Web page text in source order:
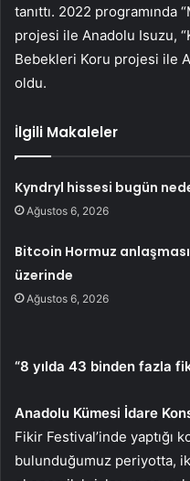
tanıttı. 2022 programında
projesi ile Anadolu Isuzu,
Bebekleri Koru projesi ile
oldu.
İlgili Makaleler
Kyndryl hissesi bugün
Ağustos 6, 2026
Bitcoin Hormuz
üzerinde
Ağustos 6, 2026
“8 yılda 43 binden fazla
Anadolu Kümesi İdare
Fikir Festival’inde yaptığı
bulunduğumuz periyotta,